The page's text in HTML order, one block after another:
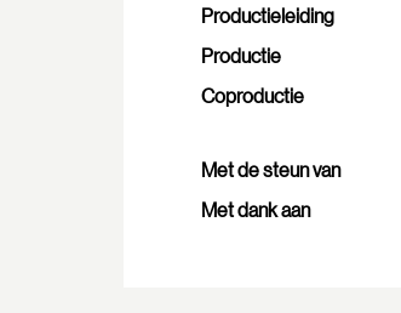
Productieleiding
Productie
Coproductie
Met de steun van
Met dank aan